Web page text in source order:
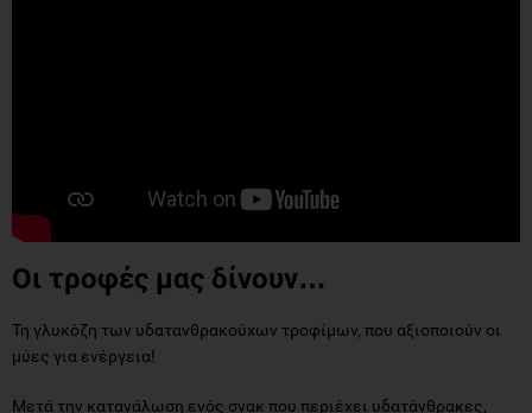
Οι τροφές μας δίνουν…
Τη γλυκόζη των υδατανθρακούχων τροφίμων, που αξιοποιούν οι
μύες για ενέργεια!
Μετά την κατανάλωση ενός σνακ που περιέχει υδατάνθρακες,